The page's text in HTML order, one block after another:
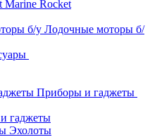
Marine Rocket
Лодочные моторы б/
Приборы и гаджеты
гаджеты
Эхолоты